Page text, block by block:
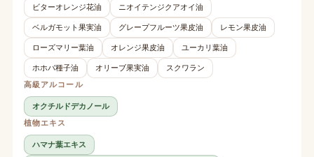
ビターオレンジ花油 ニオイテンジクアオイ油
ベルガモット果実油 グレープフルーツ果皮油 レモン果皮油
ローズマリー葉油 オレンジ果皮油 ユーカリ葉油
ホホバ種子油 オリーブ果実油
スクワラン
高級アルコール
オクチルドデカノール
植物エキス
ハマナ葉エキス